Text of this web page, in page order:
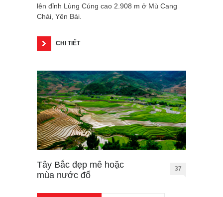
lên đỉnh Lùng Cúng cao 2.908 m ở Mù Cang
Chải, Yên Bái.
CHI TIẾT
Tây Bắc đẹp mê hoặc
mùa nước đổ
37